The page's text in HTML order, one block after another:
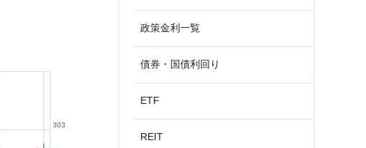
303
政策金利一覧
債券・国債利回り
ETF
REIT